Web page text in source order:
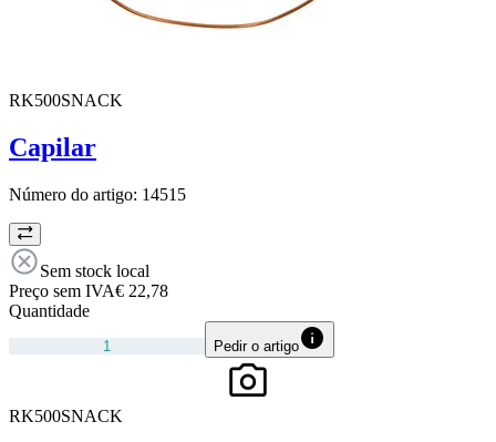
RK500SNACK
Capilar
Número do artigo: 14515
Sem stock local
Preço sem IVA€ 22,78
Quantidade
Pedir o artigo
RK500SNACK